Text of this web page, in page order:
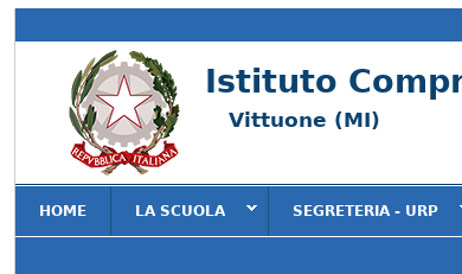
Istituto
Vittuone (MI)
HOME LA SCUOLA SEGRETERIA - URP